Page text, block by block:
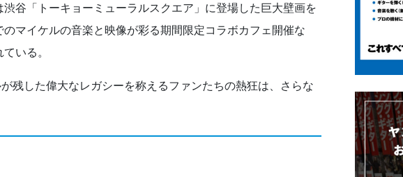
谷「トーキョーミューラルスクエア」に登場した巨大壁画を
マイケルの音楽と映像が彩る期間限定コラボカフェ開催な
いる。
残した偉大なレガシーを称えるファンたちの熱狂は、さらな